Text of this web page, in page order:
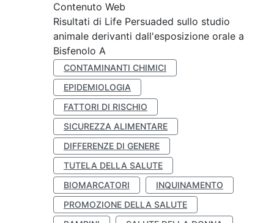
Contenuto Web
Risultati di Life Persuaded sullo studio
animale derivanti dall'esposizione orale a
Bisfenolo A
CONTAMINANTI CHIMICI
EPIDEMIOLOGIA
FATTORI DI RISCHIO
SICUREZZA ALIMENTARE
DIFFERENZE DI GENERE
TUTELA DELLA SALUTE
BIOMARCATORI
INQUINAMENTO
PROMOZIONE DELLA SALUTE